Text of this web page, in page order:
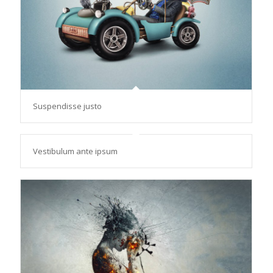
Suspendisse justo
Vestibulum ante ipsum